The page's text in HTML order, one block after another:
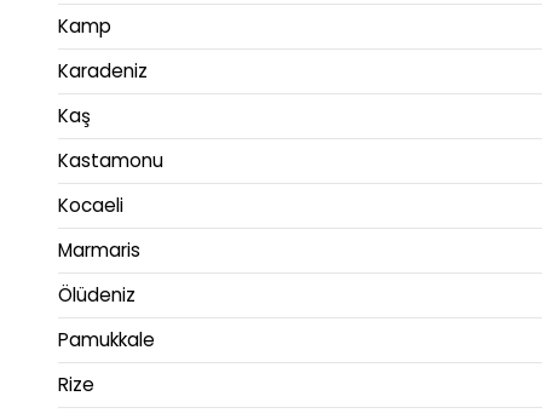
Kamp
Karadeniz
Kaş
Kastamonu
Kocaeli
Marmaris
Ölüdeniz
Pamukkale
Rize